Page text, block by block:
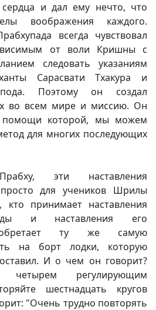
и дал ему нечто, что
воображения каждого.
всегда чувствовал
от воли Кришны с
следовать указаниям
Сарасвати Тхакура и
Поэтому он создал
во всем мире и миссию. Он
помощи которой, мы можем
для многих последующих
эти наставления
для учеников Шрилы
принимает наставления
и наставления его
обретает ту же самую
на борт лодки, которую
И о чем он говорит?
четырем регулирующим
шестнадцать кругов
"Очень трудно повторять